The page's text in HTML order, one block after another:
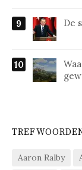
De
Aaron Ralby